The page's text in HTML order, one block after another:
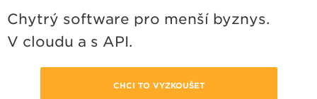
Chytrý software pro menší byznys.
V cloudu a s API.
CHCI TO VYZKOUŠET